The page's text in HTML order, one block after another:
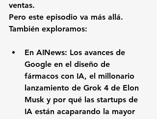
ventas.
Pero este episodio va más allá.
También exploramos:
En AINews: Los avances de
Google en el diseño de
fármacos con IA, el millonario
lanzamiento de Grok 4 de Elon
Musk y por qué las startups de
IA están acaparando la mayor